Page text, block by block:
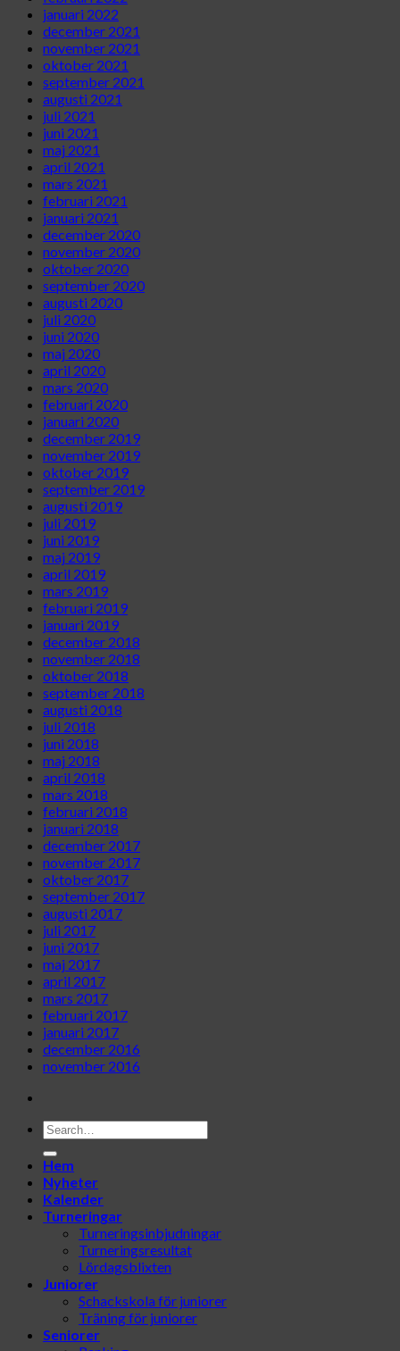
januari 2022
december 2021
november 2021
oktober 2021
september 2021
augusti 2021
juli 2021
juni 2021
maj 2021
april 2021
mars 2021
februari 2021
januari 2021
december 2020
november 2020
oktober 2020
september 2020
augusti 2020
juli 2020
juni 2020
maj 2020
april 2020
mars 2020
februari 2020
januari 2020
december 2019
november 2019
oktober 2019
september 2019
augusti 2019
juli 2019
juni 2019
maj 2019
april 2019
mars 2019
februari 2019
januari 2019
december 2018
november 2018
oktober 2018
september 2018
augusti 2018
juli 2018
juni 2018
maj 2018
april 2018
mars 2018
februari 2018
januari 2018
december 2017
november 2017
oktober 2017
september 2017
augusti 2017
juli 2017
juni 2017
maj 2017
april 2017
mars 2017
februari 2017
januari 2017
december 2016
november 2016
Hem
Nyheter
Kalender
Turneringar
Turneringsinbjudningar
Turneringsresultat
Lördagsblixten
Juniorer
Schackskola för juniorer
Träning för juniorer
Seniorer